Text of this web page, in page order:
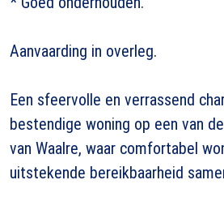
Aanvaarding in overleg.
Een sfeervolle en verrassend
bestendige woning op een van
van Waalre, waar comfortabel
uitstekende bereikbaarheid